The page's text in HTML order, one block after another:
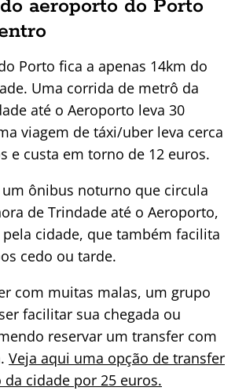
aeroporto do Porto
Porto fica a apenas 14km do
Uma corrida de metrô da
até o Aeroporto leva 30
viagem de táxi/uber leva cerca
e custa em torno de 12 euros.
ônibus noturno que circula
de Trindade até o Aeroporto,
cidade, que também facilita
cedo ou tarde.
com muitas malas, um grupo
facilitar sua chegada ou
reservar um transfer com
Veja aqui uma opção de transfer
cidade por 25 euros.